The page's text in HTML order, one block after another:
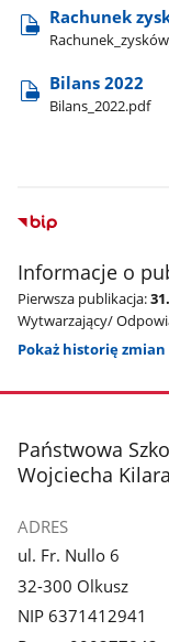
Rachunek
Bilans 2022
Bilans​_2022.pdf
Informacje o
Pierwsza publikacja:
Wytwarzający/
Pokaż historię zmian
stopka
Państwowa
Wojciecha
ADRES
ul. Fr. Nullo 6
32-300 Olkusz
NIP 6371412941